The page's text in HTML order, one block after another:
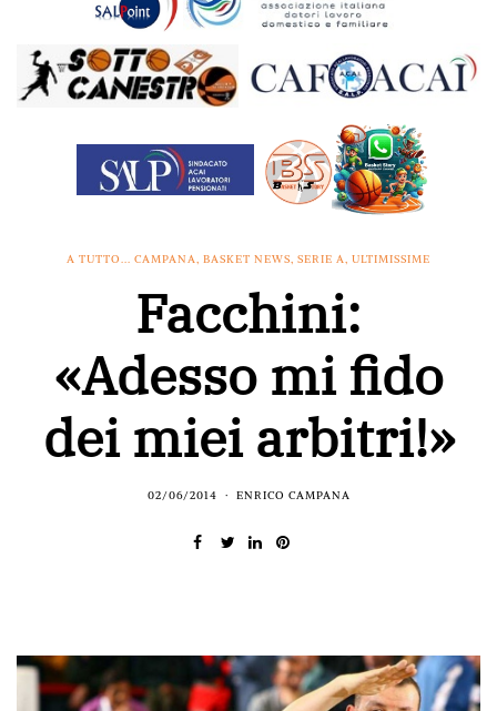
A TUTTO... CAMPANA, BASKET NEWS, SERIE A, ULTIMISSIME
Facchini:
«Adesso mi fido
dei miei arbitri!»
02/06/2014 ENRICO CAMPANA